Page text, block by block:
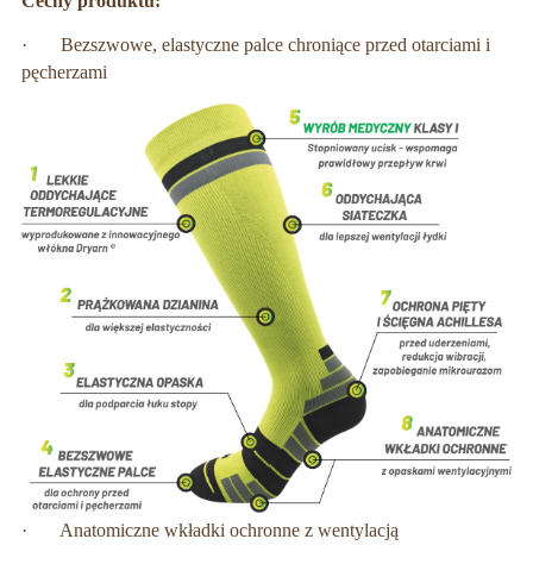
· Bezszwowe, elastyczne palce chroniące przed otarciami i
pęcherzami
· Anatomiczne wkładki ochronne z wentylacją